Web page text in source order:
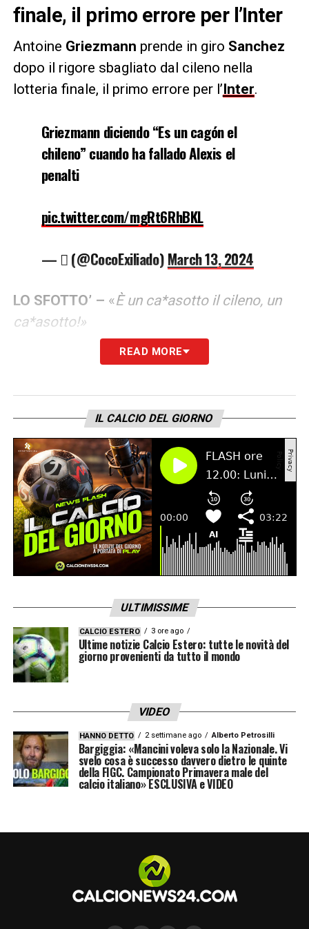
finale, il primo errore per l’Inter
Antoine Griezmann prende in giro Sanchez
dopo il rigore sbagliato dal cileno nella
lotteria finale, il primo errore per l’Inter.
Griezmann diciendo “Es un cagón el
chileno” cuando ha fallado Alexis el
penalti
pic.twitter.com/mgRt6RhBKL
— ‏️ٓ‏️ (@CocoExiliado)March 13, 2024
LO SFOTTO’ – «È un ca*asotto il cileno, un
ca*asotto!»
LA PLAYLIST DELLE NOSTRE TOP NEWS
READ MORE
IL CALCIO DEL GIORNO
ULTIMISSIME
CALCIO ESTERO 3 ore ago
Ultime notizie Calcio Estero: tutte le novità del
giorno provenienti da tutto il mondo
VIDEO
HANNO DETTO 2 settimane ago Alberto Petrosilli
Bargiggia: «Mancini voleva solo la Nazionale. Vi
svelo cosa è successo davvero dietro le quinte
della FIGC. Campionato Primavera male del
calcio italiano» ESCLUSIVA e VIDEO